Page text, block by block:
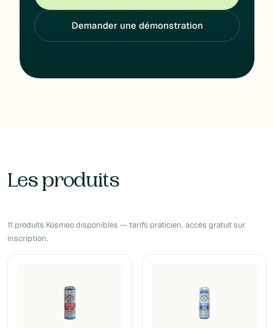
Demander une démonstration
Les produits
11 produits Kosmeo disponibles — tarifs praticien, accès gratuit sur
inscription.